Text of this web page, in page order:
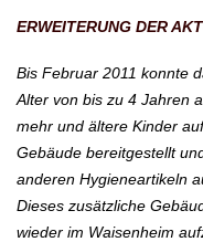
ERWEITERUNG DER
Bis Februar 2011 konnte
Alter von bis zu 4 Jahren
mehr und ältere Kinder
Gebäude bereitgestellt
anderen Hygieneartikeln
Dieses zusätzliche
wieder im Waisenheim